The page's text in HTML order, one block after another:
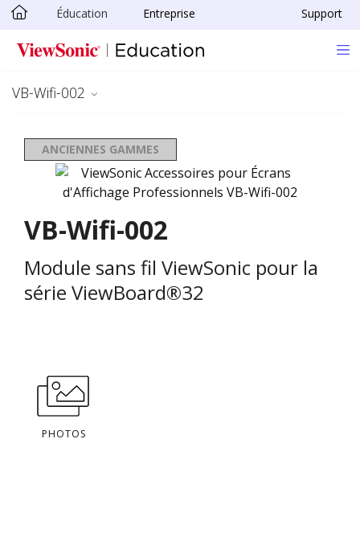
Passer au contenu principal
Éducation Entreprise Support
VB-Wifi-002
ANCIENNES GAMMES
VB-Wifi-002
Module sans fil ViewSonic pour la
série ViewBoard®32
PHOTOS